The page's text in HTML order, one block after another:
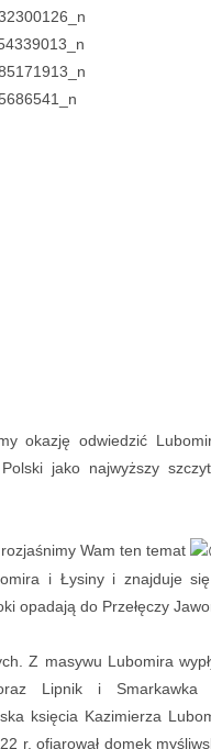
okazję odwiedzić
jako najwyższy
Wam ten temat
i Łysiny i znajduje
opadają do Przełęczy
Z masywu Lubomira
Lipnik i Smarkawka
księcia Kazimierza
r. ofiarował domek